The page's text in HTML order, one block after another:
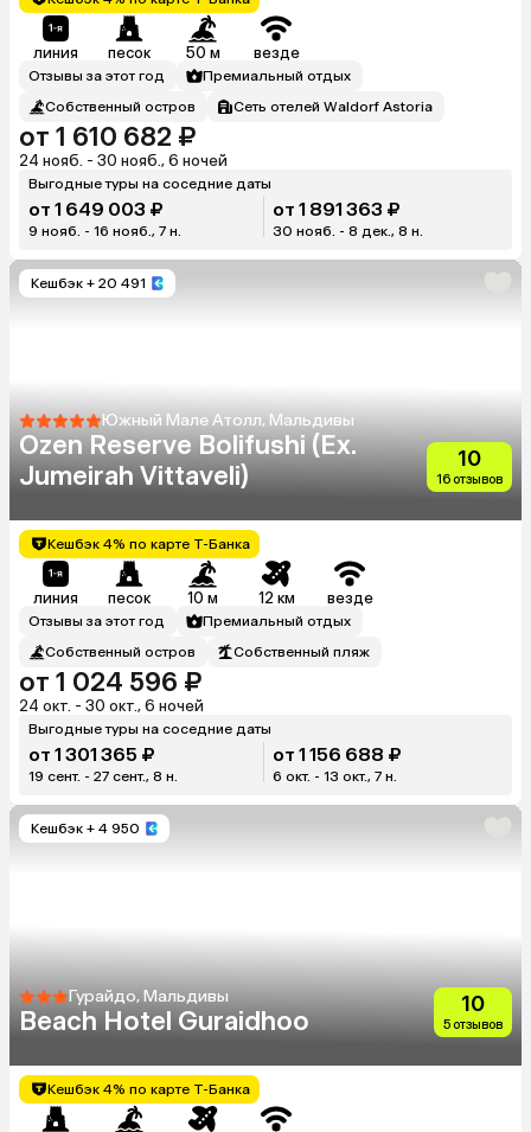
линия песок 50 м везде
Отзывы за этот год
Премиальный отдых
Собственный остров
Сеть отелей Waldorf Astoria
от 1 610 682 ₽
24 нояб. - 30 нояб., 6 ночей
Выгодные туры на соседние даты
от 1 649 003 ₽
9 нояб. - 16 нояб., 7 н.
от 1 891 363 ₽
30 нояб. - 8 дек., 8 н.
Кешбэк + 20 491
Южный Мале Атолл, Мальдивы
Ozen Reserve Bolifushi (Ex.
Jumeirah Vittaveli)
10
16 отзывов
Кешбэк 4% по карте Т-Банка
линия песок 10 м 12 км везде
Отзывы за этот год
Премиальный отдых
Собственный остров
Собственный пляж
от 1 024 596 ₽
24 окт. - 30 окт., 6 ночей
Выгодные туры на соседние даты
от 1 301 365 ₽
19 сент. - 27 сент., 8 н.
от 1 156 688 ₽
6 окт. - 13 окт., 7 н.
Кешбэк + 4 950
Гурайдо, Мальдивы
Beach Hotel Guraidhoo
10
5 отзывов
Кешбэк 4% по карте Т-Банка